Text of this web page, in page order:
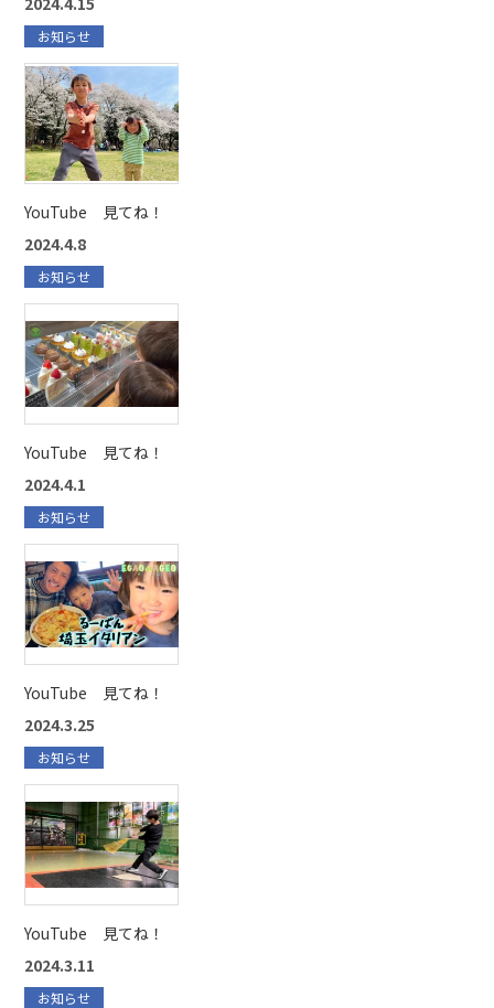
お知らせ
YouTube 見てね！
2024.4.8
お知らせ
YouTube 見てね！
2024.4.1
お知らせ
YouTube 見てね！
2024.3.25
お知らせ
YouTube 見てね！
2024.3.11
お知らせ